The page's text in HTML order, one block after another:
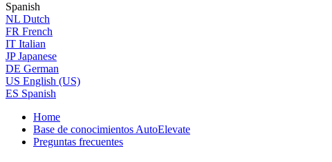
Spanish
NL Dutch
FR French
IT Italian
JP Japanese
DE German
US English (US)
ES Spanish
Home
Base de conocimientos AutoElevate
Preguntas frecuentes